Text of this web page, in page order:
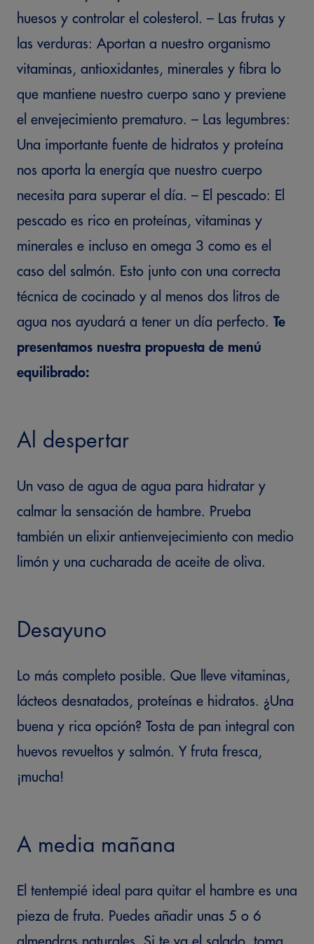
huesos y controlar el colesterol. – Las frutas y
las verduras: Aportan a nuestro organismo
vitaminas, antioxidantes, minerales y fibra lo
que mantiene nuestro cuerpo sano y previene
el envejecimiento prematuro. – Las legumbres:
Una importante fuente de hidratos y proteína
nos aporta la energía que nuestro cuerpo
necesita para superar el día. – El pescado: El
pescado es rico en proteínas, vitaminas y
minerales e incluso en omega 3 como es el
caso del salmón. Esto junto con una correcta
técnica de cocinado y al menos dos litros de
agua nos ayudará a tener un día perfecto. Te
presentamos nuestra propuesta de menú
equilibrado:
Al despertar
Un vaso de agua de agua para hidratar y
calmar la sensación de hambre. Prueba
también un elixir antienvejecimiento con medio
limón y una cucharada de aceite de oliva.
Desayuno
Lo más completo posible. Que lleve vitaminas,
lácteos desnatados, proteínas e hidratos. ¿Una
buena y rica opción? Tosta de pan integral con
huevos revueltos y salmón. Y fruta fresca,
¡mucha!
A media mañana
El tentempié ideal para quitar el hambre es una
pieza de fruta. Puedes añadir unas 5 o 6